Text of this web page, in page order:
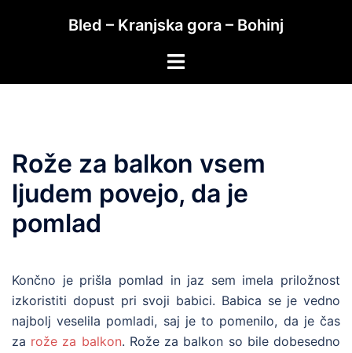
Bled – Kranjska gora – Bohinj
Toggle
Rože za balkon vsem
ljudem povejo, da je
pomlad
Končno je prišla pomlad in jaz sem imela priložnost
izkoristiti dopust pri svoji babici. Babica se je vedno
najbolj veselila pomladi, saj je to pomenilo, da je čas
za rože za balkon. Rože za balkon so bile dobesedno